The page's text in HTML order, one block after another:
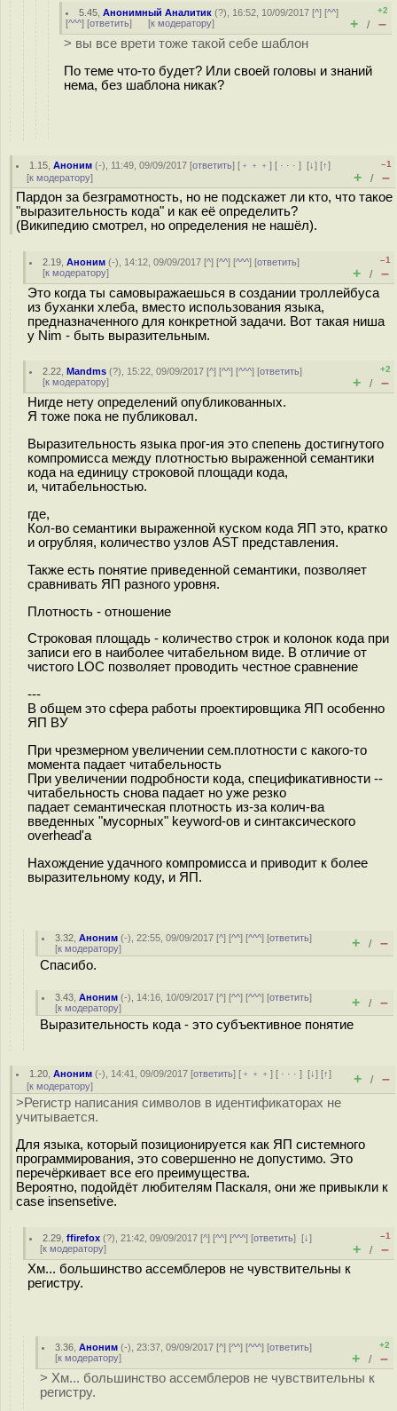
5.45 ,Анонимный Аналитик (?), 16:52, 10/09/2017 [^] [^^]
[^^^] [ответить] [к модератору]
+2
+ / –
> вы все врети тоже такой себе шаблон
По теме что-то будет? Или своей головы и знаний
нема, без шаблона никак?
1.15 ,Аноним (-), 11:49, 09/09/2017 [ответить] [ ﹢﹢﹢] [ · · ·][↓] [↑]
[к модератору]
–1
+ / –
Пардон за безграмотность, но не подскажет ли кто, что такое
"выразительность кода" и как её определить?
(Википедию смотрел, но определения не нашёл).
2.19 ,Аноним (-), 14:12, 09/09/2017 [^] [^^] [^^^] [ответить]
[к модератору]
–1
+ / –
Это когда ты самовыражаешься в создании троллейбуса
из буханки хлеба, вместо использования языка,
предназначенного для конкретной задачи. Вот такая ниша
у Nim - быть выразительным.
2.22 ,Mandms (?), 15:22, 09/09/2017 [^] [^^] [^^^] [ответить]
[к модератору]
+2
+ / –
Нигде нету определений опубликованных.
Я тоже пока не публиковал.
Выразительность языка прог-ия это спепень достигнутого
компромисса между плотностью выраженной семантики
кода на единицу строковой площади кода,
и, читабельностью.
где,
Кол-во семантики выраженной куском кода ЯП это, кратко
и огрубляя, количество узлов AST представления.
Также есть понятие приведенной семантики, позволяет
сравнивать ЯП разного уровня.
Плотность - отношение
Строковая площадь - количество строк и колонок кода при
записи его в наиболее читабельном виде. В отличие от
чистого LOC позволяет проводить честное сравнение
---
В общем это сфера работы проектировщика ЯП особенно
ЯП ВУ
При чрезмерном увеличении сем.плотности с какого-то
момента падает читабельность
При увеличении подробности кода, спецификативности --
читабельность снова падает но уже резко
падает семантическая плотность из-за колич-ва
введенных "мусорных" keyword-ов и синтаксического
overhead'а
Нахождение удачного компромисса и приводит к более
выразительному коду, и ЯП.
3.32 ,Аноним (-), 22:55, 09/09/2017 [^] [^^] [^^^] [ответить]
[к модератору] + / –
Спасибо.
3.43 ,Аноним (-), 14:16, 10/09/2017 [^] [^^] [^^^] [ответить]
[к модератору] + / –
Выразительность кода - это субъективное понятие
1.20 ,Аноним (-), 14:41, 09/09/2017 [ответить] [ ﹢﹢﹢] [ · · ·][↓] [↑]
[к модератору] + / –
>Регистр написания символов в идентификаторах не
учитывается.
Для языка, который позиционируется как ЯП системного
программирования, это совершенно не допустимо. Это
перечёркивает все его преимущества.
Вероятно, подойдёт любителям Паскаля, они же привыкли к
case insensetive.
2.29 ,ffirefox (?), 21:42, 09/09/2017 [^] [^^] [^^^] [ответить][↓]
[к модератору]
–1
+ / –
Хм... большинство ассемблеров не чувствительны к
регистру.
3.36 ,Аноним (-), 23:37, 09/09/2017 [^] [^^] [^^^] [ответить]
[к модератору]
+2
+ / –
> Хм... большинство ассемблеров не чувствительны к
регистру.